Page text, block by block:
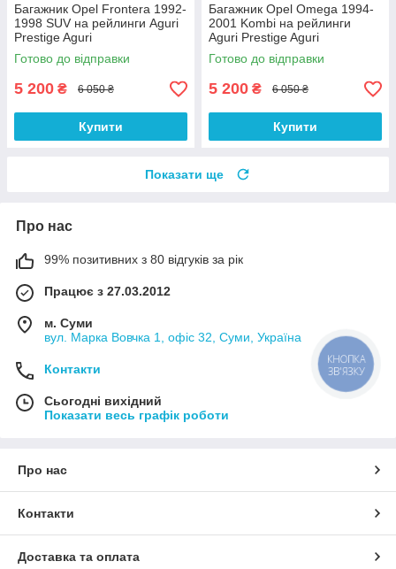
Багажник Opel Frontera 1992-
1998 SUV на рейлинги Aguri
Prestige Aguri
Готово до відправки
5 200 ₴ 6 050 ₴
Купити
Багажник Opel Omega 1994-
2001 Kombi на рейлинги
Aguri Prestige Aguri
Готово до відправки
5 200 ₴ 6 050 ₴
Купити
Показати ще
Про нас
99% позитивних з 80 відгуків за рік
Працює з 27.03.2012
м. Суми
вул. Марка Вовчка 1, офіс 32, Суми, Україна
Контакти
Сьогодні вихідний
Показати весь графік роботи
Про нас
Контакти
Доставка та оплата
КНОПКА
ЗВ'ЯЗКУ